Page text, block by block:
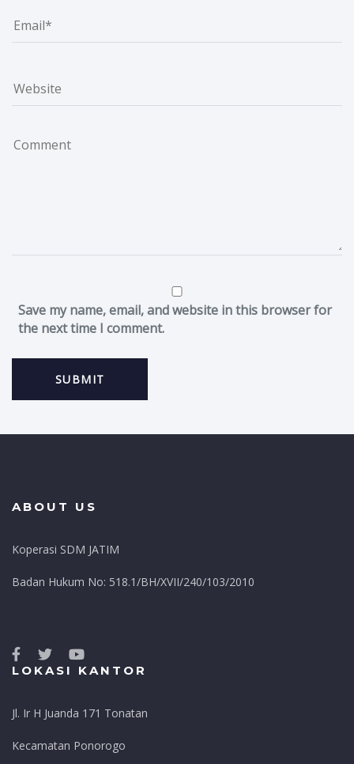
Save my name, email, and website in this browser for
the next time I comment.
ABOUT US
Koperasi SDM JATIM
Badan Hukum No: 518.1/BH/XVII/240/103/2010
LOKASI KANTOR
Jl. Ir H Juanda 171 Tonatan
Kecamatan Ponorogo